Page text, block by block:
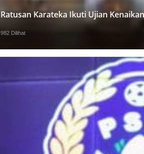
Ratusan Karateka Ikuti Ujian
982 Dilihat